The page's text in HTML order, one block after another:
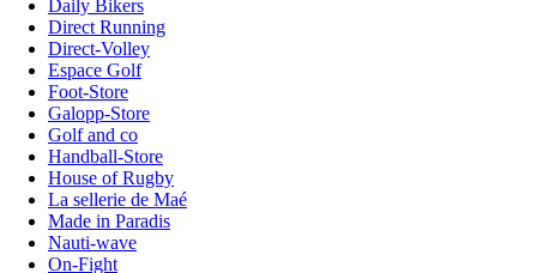
Daily Bikers
Direct Running
Direct-Volley
Espace Golf
Foot-Store
Galopp-Store
Golf and co
Handball-Store
House of Rugby
La sellerie de Maé
Made in Paradis
Nauti-wave
On-Fight